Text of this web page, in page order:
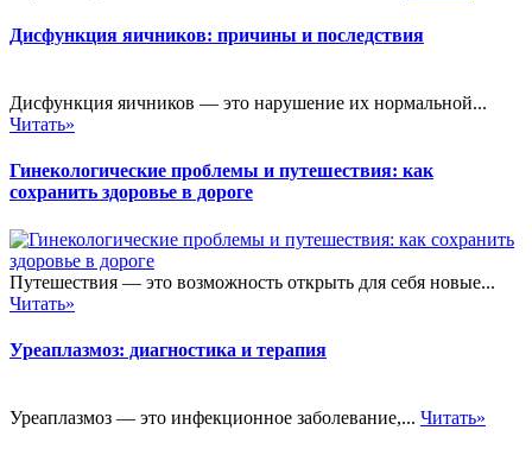
Дисфункция яичников: причины и последствия
Дисфункция яичников — это нарушение их нормальной...
Читать»
Гинекологические проблемы и путешествия: как
сохранить здоровье в дороге
Путешествия — это возможность открыть для себя новые...
Читать»
Уреаплазмоз: диагностика и терапия
Уреаплазмоз — это инфекционное заболевание,... Читать»